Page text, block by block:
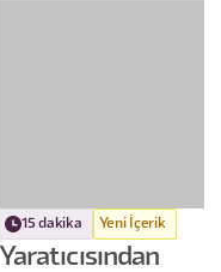
15 dakika Yeni İçerik
Yaratıcısından